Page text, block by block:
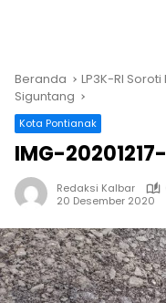
Beranda
LP3K-RI
Siguntang
Kota Pontianak
IMG-
Redaksi Kalbar
20 Desember 2020